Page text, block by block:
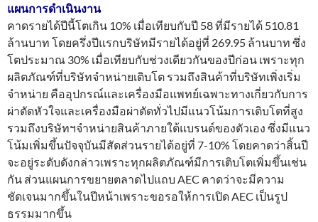
แผนการดำเนินงาน
คาดรายได้ปีนี้โตเกิน 10% เมื่อเทียบกับปี 58 ที่มีรายได้ 510.81
ล้านบาท โดยครึ่งปีแรกบริษัทมีรายได้อยู่ที่ 269.95 ล้านบาท ซึ่ง
โตประมาณ 30% เมื่อเทียบกับช่วงเดียวกันของปีก่อน เพราะทุก
ผลิตภัณฑ์ที่บริษัทจำหน่ายเติบโต รวมถึงสินค้าที่บริษัทเพิ่งเริ่ม
จำหน่าย คืออุปกรณ์และเครื่องมือแพทย์เฉพาะทางเกี่ยวกับการ
ผ่าตัดหัวใจและเครื่องมือผ่าตัดทั่วไปมีแนวโน้มการเติบโตที่สูง
รวมถึงบริษัทฯจำหน่ายสินค้าภายใต้แบรนด์ของตัวเอง ซึ่งมีแนว
โน้มเพิ่มขึ้นปัจจุบันมีสัดส่วนรายได้อยู่ที่ 7-10% โดยคาดว่าสิ้นปี
จะอยู่ระดับดังกล่าวเพราะทุกผลิตภัณฑ์มีการเติบโตเพิ่มขึ้นเช่น
กัน ส่วนแผนการขยายตลาดไปแถบ AEC คาดว่าจะมีความ
ชัดเจนมากขึ้นในปีหน้าเพราะขอรอให้การเปิด AEC เป็นรูป
ธรรมมากขึ้น